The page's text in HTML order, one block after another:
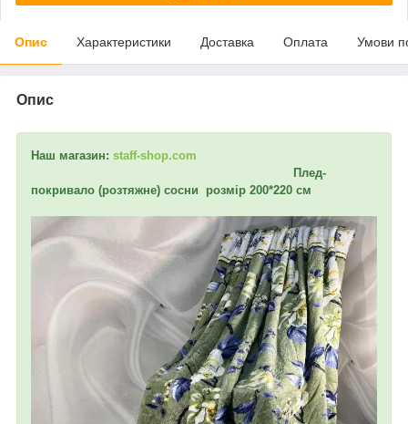
Опис Характеристики Доставка Оплата Умови
Опис
Наш магазин: staff-shop.com
Плед-
покривало (розтяжне) сосни розмір 200*220 см